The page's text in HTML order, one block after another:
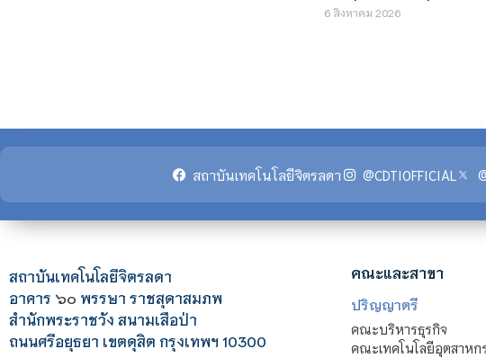
6 สิงหาคม 2026
สถาบันเทคโนโลยีจิตรลดา @CDTIOFFICIAL
สถาบันเทคโนโลยีจิตรลดา
อาคาร ๖๐ พรรษา ราชสุดาสมภพ
สำนักพระราชวัง สนามเสือป่า
ถนนศรีอยุธยา เขตดุสิต กรุงเทพฯ 10300
คณะและสาขา
ปริญญาตรี
คณะบริหารธุรกิจ
คณะเทคโนโลยีอุตสาหก